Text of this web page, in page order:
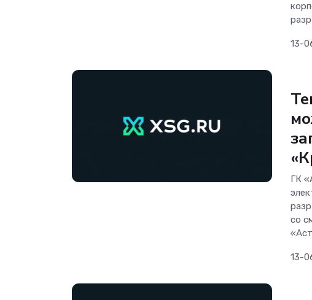
13-
ГК
со
13-